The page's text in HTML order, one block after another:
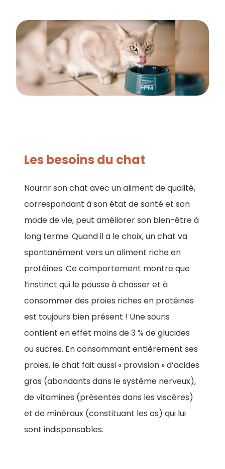
Les besoins du chat
Nourrir son chat avec un aliment de qualité,
correspondant à son état de santé et son
mode de vie, peut améliorer son bien-être à
long terme. Quand il a le choix, un chat va
spontanément vers un aliment riche en
protéines. Ce comportement montre que
l’instinct qui le pousse à chasser et à
consommer des proies riches en protéines
est toujours bien présent ! Une souris
contient en effet moins de 3 % de glucides
ou sucres. En consommant entièrement ses
proies, le chat fait aussi « provision » d’acides
gras (abondants dans le système nerveux),
de vitamines (présentes dans les viscères)
et de minéraux (constituant les os) qui lui
sont indispensables.